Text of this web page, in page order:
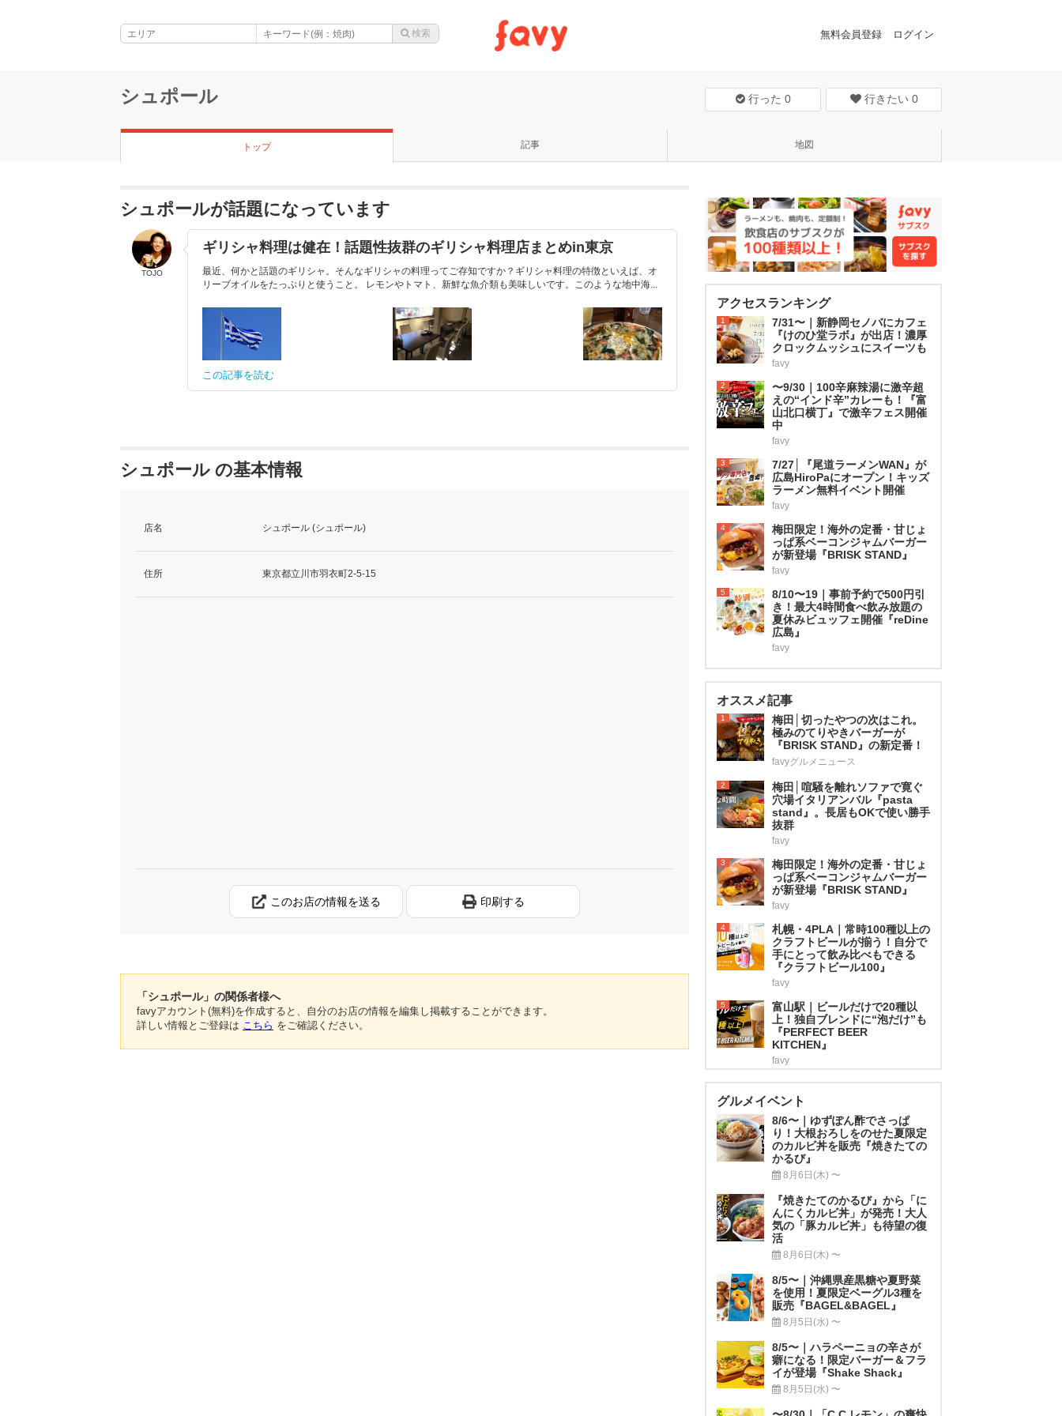
無料会員登録 ログイン
シュポール 行った 0 行きたい 0
トップ 記事 地図
シュポールが話題になっています
TOJO
ギリシャ料理は健在！話題性抜群のギリシャ料理店まとめin東京
最近、何かと話題のギリシャ。そんなギリシャの料理ってご存知ですか？ギリシャ料理の特徴といえば、オ
リーブオイルをたっぷりと使うこと。 レモンやトマト、新鮮な魚介類も美味しいです。このような地中海...
この記事を読む
シュポール の基本情報
店名 シュポール (シュポール)
住所 東京都立川市羽衣町2-5-15
このお店の情報を送る 印刷する
「シュポール」の関係者様へ
favyアカウント(無料)を作成すると、自分のお店の情報を編集し掲載することができます。
詳しい情報とご登録は こちら をご確認ください。
アクセスランキング
1
7/31〜｜新静岡セノバにカフェ
『けのひ堂ラボ』が出店！濃厚
クロックムッシュにスイーツも
favy
2
〜9/30｜100辛麻辣湯に激辛超
えの“インド辛”カレーも！『富
山北口横丁』で激辛フェス開催
中
favy
3
7/27│『尾道ラーメンWAN』が
広島HiroPaにオープン！キッズ
ラーメン無料イベント開催
favy
4
梅田限定！海外の定番・甘じょ
っぱ系ベーコンジャムバーガー
が新登場『BRISK STAND』
favy
5
8/10〜19｜事前予約で500円引
き！最大4時間食べ飲み放題の
夏休みビュッフェ開催『reDine
広島』
favy
オススメ記事
1
梅田│切ったやつの次はこれ。
極みのてりやきバーガーが
『BRISK STAND』の新定番！
favyグルメニュース
2
梅田│喧騒を離れソファで寛ぐ
穴場イタリアンバル『pasta
stand』。長居もOKで使い勝手
抜群
favy
3
梅田限定！海外の定番・甘じょ
っぱ系ベーコンジャムバーガー
が新登場『BRISK STAND』
favy
4
札幌・4PLA｜常時100種以上の
クラフトビールが揃う！自分で
手にとって飲み比べもできる
『クラフトビール100』
favy
5
富山駅｜ビールだけで20種以
上！独自ブレンドに“泡だけ”も
『PERFECT BEER
KITCHEN』
favy
グルメイベント
8/6〜｜ゆずぽん酢でさっぱ
り！大根おろしをのせた夏限定
のカルビ丼を販売『焼きたての
かるび』
8月6日(木) 〜
『焼きたてのかるび』から「に
んにくカルビ丼」が発売！大人
気の「豚カルビ丼」も待望の復
活
8月6日(木) 〜
8/5〜｜沖縄県産黒糖や夏野菜
を使用！夏限定ベーグル3種を
販売『BAGEL&BAGEL』
8月5日(水) 〜
8/5〜｜ハラペーニョの辛さが
癖になる！限定バーガー＆フラ
イが登場『Shake Shack』
8月5日(水) 〜